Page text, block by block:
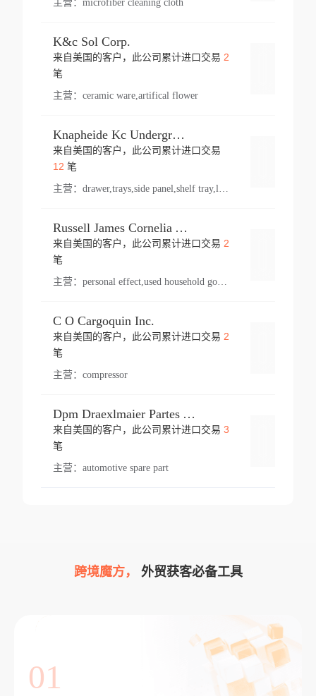
主营： microfiber cleaning cloth
K&c Sol Corp.
来自美国的客户，此公司累计进口交易 2
笔
主营： ceramic ware,artifical flower
Knapheide Kc Underground
来自美国的客户，此公司累计进口交易
12 笔
主营：
Russell James Cornelia Arlington Va
来自美国的客户，此公司累计进口交易 2
笔
主营： personal effect,used household goods
C O Cargoquin Inc.
来自美国的客户，此公司累计进口交易 2
笔
主营： compressor
Dpm Draexlmaier Partes Automotrices Corr Ind Huejotzingo
来自美国的客户，此公司累计进口交易 3
笔
主营： automotive spare part
跨境魔方， 外贸获客必备工具
01